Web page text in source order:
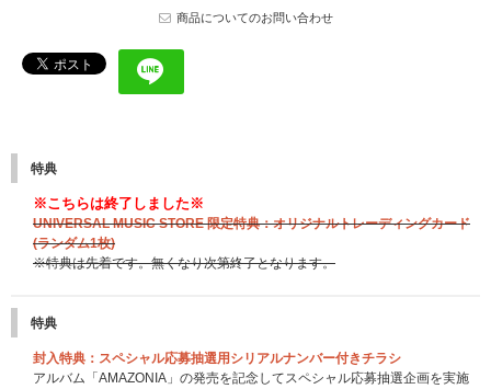
商品についてのお問い合わせ
特典
※こちらは終了しました※
UNIVERSAL MUSIC STORE 限定特典：オリジナルトレーディングカード
(ランダム1枚)
※特典は先着です。無くなり次第終了となります。
特典
封入特典：スペシャル応募抽選用シリアルナンバー付きチラシ
アルバム「AMAZONIA」の発売を記念してスペシャル応募抽選企画を実施